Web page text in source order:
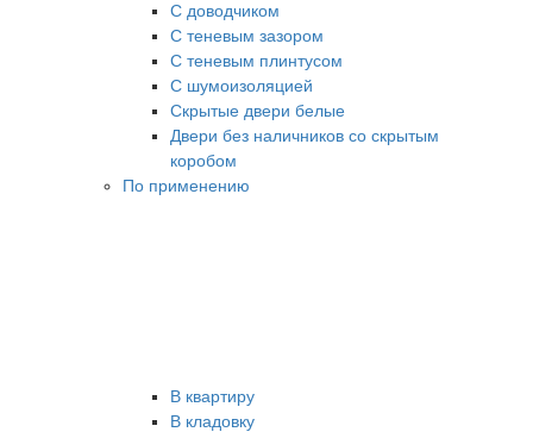
С доводчиком
С теневым зазором
С теневым плинтусом
С шумоизоляцией
Скрытые двери белые
Двери без наличников со скрытым
коробом
По применению
В квартиру
В кладовку